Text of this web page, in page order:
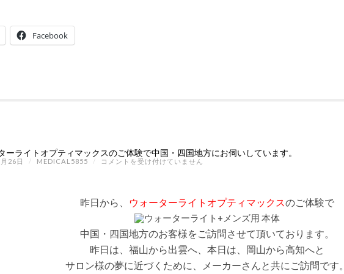
Facebook
ーライトオプティマックスのご体験で中国・四国地方にお伺いしています。
26日 / MEDICAL5855 /
ウ
ラ
オ
テ
ィ
マ
コメントを受け付けていません
昨日から、 ウォーターライトオプティマックスのご体験で
中国・四国地方のお客様をご訪問させて頂いております。
昨日は、福山から出雲へ、本日は、岡山から高知へと
サロン様の夢に近づくために、メーカーさんと共にご訪問です。